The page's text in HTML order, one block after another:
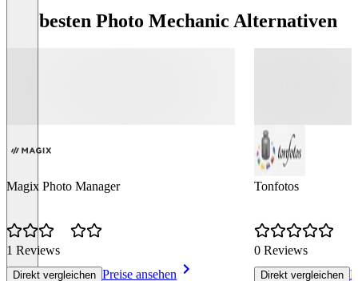
Die besten Photo Mechanic Alternativen
Magix Photo Manager
1 Reviews
Direkt vergleichen Preise ansehen
Tonfotos
0 Reviews
Direkt vergleichen